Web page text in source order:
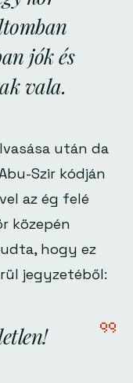
jók és
vala.
után da
Szir kódján
az ég felé
közepén
hogy ez
jegyzetéből: